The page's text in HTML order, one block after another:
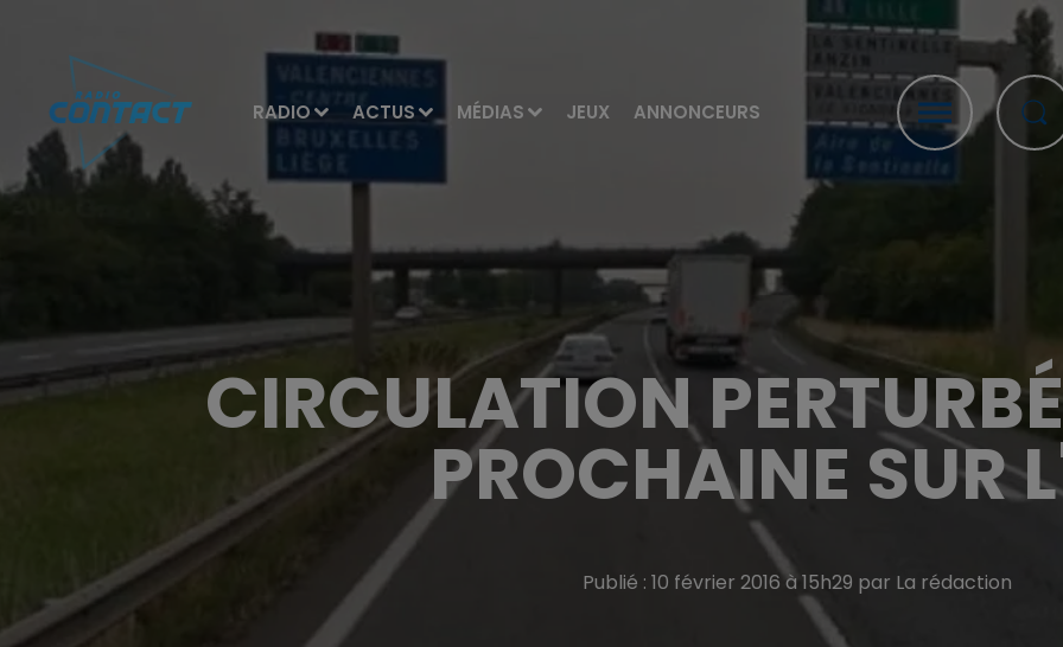
RADIO ACTUS MÉDIAS JEUX ANNONCEURS
CIRCULATION
PROCHAINE SUR
Publié : 10 février 2016 à 15h29 par La rédaction